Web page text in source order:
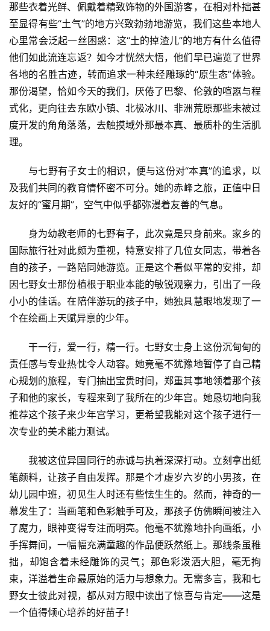
那些衣着光鲜、佩戴着精致饰物的外国游客，在相对朴拙甚
至显得有些“土气”的地方兴致勃勃地游览，我们这些本地人
心里常会泛起一丝困惑：这“土的掉渣儿”的地方有什么值得
他们如此流连忘返？如今才恍然大悟，他们早已遍览了世界
各地的名胜古迹，转而追求一种未经雕琢的“原生态”体验。
那份渴望，恰如今天的我们，厌倦了巴黎、伦敦的喧嚣与程
式化，更向往去东欧小镇、北极冰川、非洲荒原那些未被过
度开发的角角落落，去触摸域外那最本真、最质朴的生活肌
理。
与七野有子女士的相识，便与这份对“本真”的追求，以
及我们共同的教育情怀密不可分。她的赤峰之旅，正值中日
友好的“蜜月期”，空气中似乎都弥漫着友善的气息。
身为幼教老师的七野有子，此次竟是只身前来。家乡的
国际旅行社对此颇为重视，特意安排了几位女同志，带着各
自的孩子，一路陪同她游览。正是这个看似平常的安排，却
因七野女士那份植根于职业本能的敏锐观察力，引出了一段
小小的佳话。在陪伴游玩的孩子中，她独具慧眼地发现了一
个在绘画上天赋异禀的少年。
干一行，爱一行，精一行。七野女士身上这份沉甸甸的
责任感与专业热忱令人动容。她竟毫不犹豫地暂停了自己精
心规划的旅程，专门抽出宝贵时间，郑重其事地领着那个孩
子和他的家长，专程来到了我所在的少年宫。她恳切地向我
推荐这个孩子来少年宫学习，更希望我能对这个孩子进行一
次专业的美术能力测试。
我被这位异国同行的赤诚与执着深深打动。立刻拿出纸
笔颜料，让孩子自由发挥。那是个才虚岁六岁的小男孩，在
幼儿园中班，初见生人时还有些怯生生的。然而，神奇的一
幕发生了：当画笔和色彩触手可及，那孩子仿佛瞬间被注入
了魔力，眼神变得专注而明亮。他毫不犹豫地扑向画纸，小
手挥舞间，一幅幅充满童趣的作品便跃然纸上。那线条虽稚
拙，却饱含着未经雕饰的灵气；那色彩泼洒大胆，毫无拘
束，洋溢着生命最原始的活力与想象力。无需多言，我和七
野女士彼此对视，都从对方眼中读出了惊喜与肯定——这是
一个值得倾心培养的好苗子！